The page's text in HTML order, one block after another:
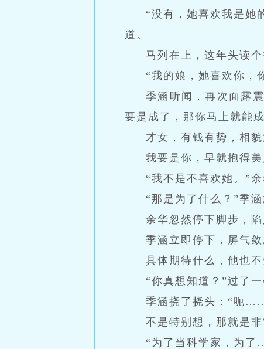
“没有，她喜欢我是她
道。
马列在上，这年头读
“我的娘，她喜欢你，
季涵听闻，再次面露
要是成了，那你马上就能
才女，有钱有势，相
我要是你，早就抱得美
“我不是不喜欢她。”余
“那是为了什么？”季涵
余华忽然停下脚步，
季涵立即停下，屏气
具体期待什么，他也
“你真想知道？”过了
季涵挠了挠头：“呃
不是特别想，那就是非
“为了当科学家，为了